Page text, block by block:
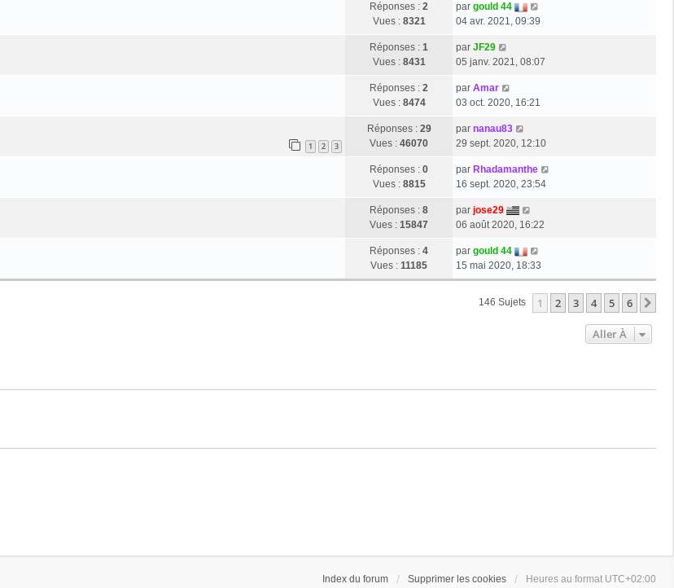
Réponses : 2
Vues : 8321
par gould 44
04 avr. 2021, 09:39
Réponses : 1
Vues : 8431
par JF29
05 janv. 2021, 08:07
Réponses : 2
Vues : 8474
par Amar
03 oct. 2020, 16:21
1 2 3
Réponses : 29
Vues : 46070
par nanau83
29 sept. 2020, 12:10
Réponses : 0
Vues : 8815
par Rhadamanthe
16 sept. 2020, 23:54
Réponses : 8
Vues : 15847
par jose29
06 août 2020, 16:22
Réponses : 4
Vues : 11185
par gould 44
15 mai 2020, 18:33
146 Sujets 1 2 3 4 5 6
Aller À
Index du forum Supprimer les cookies Heures au format UTC+02:00